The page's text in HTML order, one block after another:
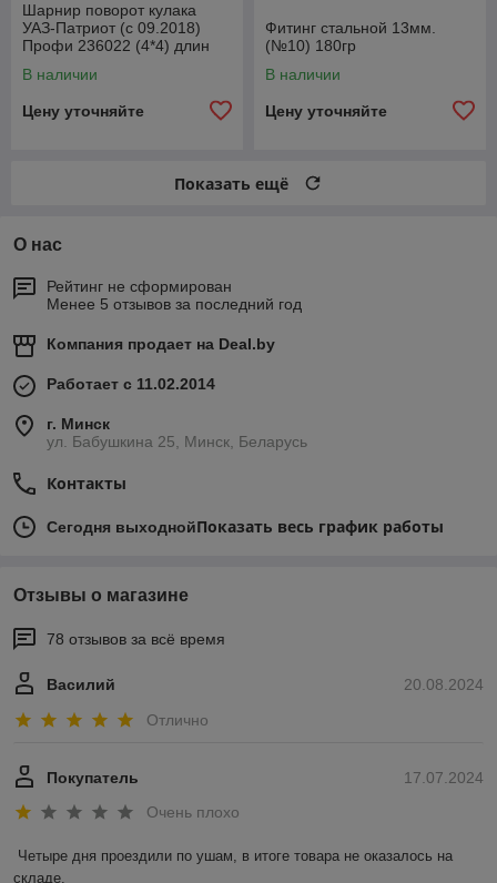
Шарнир поворот кулака
УАЗ-Патриот (с 09.2018)
Профи 236022 (4*4) длин
2360222304061
В наличии
Цену уточняйте
Фитинг стальной 13мм.
(№10) 180гр
В наличии
Цену уточняйте
Показать ещё
О нас
Рейтинг не сформирован
Менее 5 отзывов за последний год
Компания продает на Deal.by
Работает с 11.02.2014
г. Минск
ул. Бабушкина 25, Минск, Беларусь
Контакты
Сегодня выходнойПоказать весь график работы
Отзывы о магазине
78 отзывов за всё время
20.08.2024
Василий
Отлично
17.07.2024
Покупатель
Очень плохо
Четыре дня проездили по ушам, в итоге товара не оказалось на
складе.